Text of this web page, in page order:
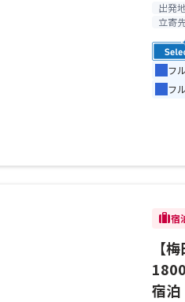
出発
立寄
フ
フ
trip宿
【
宿泊